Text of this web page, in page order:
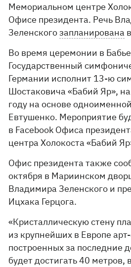
Мемориальном центре
Офисе президента. Речь
Зеленскогозапланирована
Во время церемонии в
Государственный
Германии исполнит 13-ю
Шостаковича «Бабий Яр»,
году на основе
Евтушенко. Мероприятие
в Facebook Офиса
центра Холокоста «Бабий
Офис президента также
октября в Мариинском
Владимира Зеленского и
Ицхака Герцога.
«Кристаллическую стену
из крупнейших в Европе
построенных за последние
будет достигать 40 метров,